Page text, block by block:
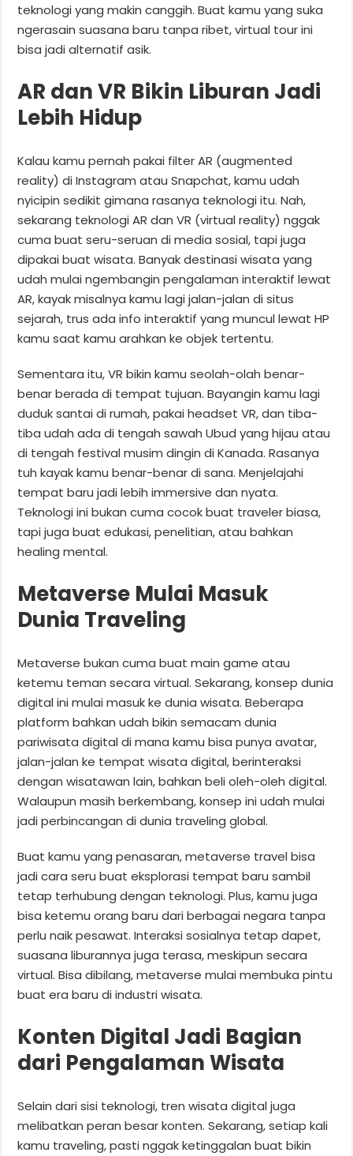
teknologi yang makin canggih. Buat kamu yang suka
ngerasain suasana baru tanpa ribet, virtual tour ini
bisa jadi alternatif asik.
AR dan VR Bikin Liburan Jadi
Lebih Hidup
Kalau kamu pernah pakai filter AR (augmented
reality) di Instagram atau Snapchat, kamu udah
nyicipin sedikit gimana rasanya teknologi itu. Nah,
sekarang teknologi AR dan VR (virtual reality) nggak
cuma buat seru-seruan di media sosial, tapi juga
dipakai buat wisata. Banyak destinasi wisata yang
udah mulai ngembangin pengalaman interaktif lewat
AR, kayak misalnya kamu lagi jalan-jalan di situs
sejarah, trus ada info interaktif yang muncul lewat HP
kamu saat kamu arahkan ke objek tertentu.
Sementara itu, VR bikin kamu seolah-olah benar-
benar berada di tempat tujuan. Bayangin kamu lagi
duduk santai di rumah, pakai headset VR, dan tiba-
tiba udah ada di tengah sawah Ubud yang hijau atau
di tengah festival musim dingin di Kanada. Rasanya
tuh kayak kamu benar-benar di sana. Menjelajahi
tempat baru jadi lebih immersive dan nyata.
Teknologi ini bukan cuma cocok buat traveler biasa,
tapi juga buat edukasi, penelitian, atau bahkan
healing mental.
Metaverse Mulai Masuk
Dunia Traveling
Metaverse bukan cuma buat main game atau
ketemu teman secara virtual. Sekarang, konsep dunia
digital ini mulai masuk ke dunia wisata. Beberapa
platform bahkan udah bikin semacam dunia
pariwisata digital di mana kamu bisa punya avatar,
jalan-jalan ke tempat wisata digital, berinteraksi
dengan wisatawan lain, bahkan beli oleh-oleh digital.
Walaupun masih berkembang, konsep ini udah mulai
jadi perbincangan di dunia traveling global.
Buat kamu yang penasaran, metaverse travel bisa
jadi cara seru buat eksplorasi tempat baru sambil
tetap terhubung dengan teknologi. Plus, kamu juga
bisa ketemu orang baru dari berbagai negara tanpa
perlu naik pesawat. Interaksi sosialnya tetap dapet,
suasana liburannya juga terasa, meskipun secara
virtual. Bisa dibilang, metaverse mulai membuka pintu
buat era baru di industri wisata.
Konten Digital Jadi Bagian
dari Pengalaman Wisata
Selain dari sisi teknologi, tren wisata digital juga
melibatkan peran besar konten. Sekarang, setiap kali
kamu traveling, pasti nggak ketinggalan buat bikin